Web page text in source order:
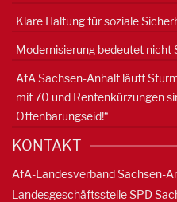
Klare Haltung für soziale
Modernisierung bedeutet nicht
AfA Sachsen-Anhalt läuft
mit 70 und Rentenkürzungen
Offenbarungseid!“
KONTAKT
AfA-Landesverband Sachsen-
Landesgeschäftsstelle SPD